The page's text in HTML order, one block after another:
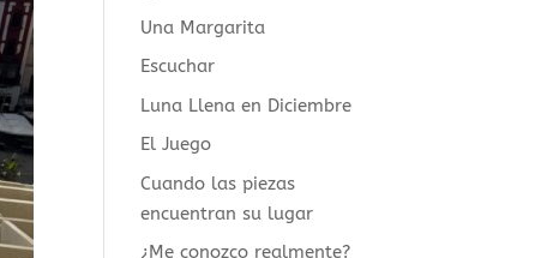
Una Margarita
Escuchar
Luna Llena en Diciembre
El Juego
Cuando las piezas
encuentran su lugar
¿Me conozco realmente?